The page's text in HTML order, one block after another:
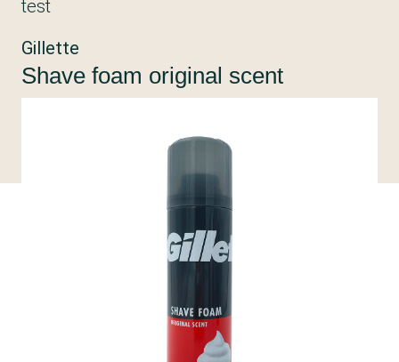
Gillette
Shave foam original scent